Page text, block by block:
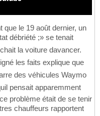
que le 19 août dernier, un
débriété ;» se tenait
la voiture davancer.
les faits explique que
des véhicules Waymo
pensait apparemment
problème était de se tenir
chauffeurs rapportent